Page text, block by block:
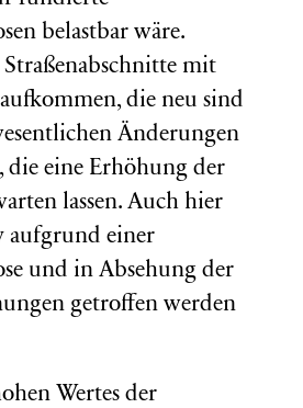
belastbar wäre.
mit
die neu sind
Änderungen
die eine Erhöhung der
lassen. Auch hier
aufgrund einer
und in Absehung der
getroffen werden
Wertes der